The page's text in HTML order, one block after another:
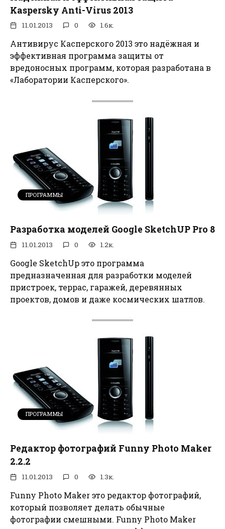
Kaspersky Anti-Virus 2013
11.01.2013 0 1.6к.
Антивирус Касперского 2013 это надёжная и
эффективная программа защиты от
вредоносных программ, которая разработана в
«Лаборатории Касперского».
ПРОГРАММЫ
Разработка моделей Google SketchUP Pro 8
11.01.2013 0 1.2к.
Google SketchUp это программа
предназначенная для разработки моделей
пристроек, террас, гаражей, деревянных
проектов, домов и даже космических шатлов.
ПРОГРАММЫ
Редактор фотографий Funny Photo Maker
2.2.2
11.01.2013 0 1.3к.
Funny Photo Maker это редактор фотографий,
который позволяет делать обычные
фотографии смешными. Funny Photo Maker